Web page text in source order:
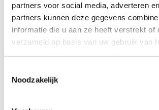
partners voor social media, adverteren
partners kunnen deze gegevens
informatie die u aan ze heeft verstrekt of
verzameld op basis van uw gebruik van
Noodzakelijk